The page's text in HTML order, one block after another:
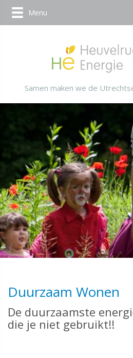
Menu
Samen maken we de
Duurzaam Wonen
De duurzaamste
die je niet gebruikt!!